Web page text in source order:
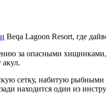
Beqa Lagoon Resort, где
за опасными
сетку, набитую рыбными
находится один из